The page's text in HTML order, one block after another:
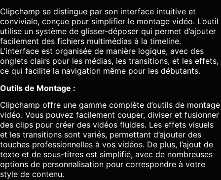
Clipchamp se distingue par son interface intuitive et
conviviale, conçue pour simplifier le montage vidéo. L’outil
utilise un système de glisser-déposer qui permet d’ajouter
facilement des fichiers multimédias à la timeline.
L’interface est organisée de manière logique, avec des
onglets clairs pour les médias, les transitions, et les effets,
ce qui facilite la navigation même pour les débutants.
Outils de Montage :
Clipchamp offre une gamme complète d’outils de montage
vidéo. Vous pouvez facilement couper, diviser et fusionner
des clips pour créer des vidéos fluides. Les effets visuels
et les transitions sont variés, permettant d’ajouter des
touches professionnelles à vos vidéos. De plus, l’ajout de
texte et de sous-titres est simplifié, avec de nombreuses
options de personnalisation pour correspondre à votre
style de contenu.